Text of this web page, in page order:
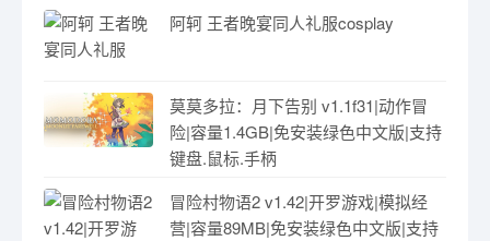
阿轲 王者晚宴同人礼服cosplay
莫莫多拉：月下告别 v1.1f31|动作冒
险|容量1.4GB|免安装绿色中文版|支持
键盘.鼠标.手柄
冒险村物语2 v1.42|开罗游戏|模拟经
营|容量89MB|免安装绿色中文版|支持